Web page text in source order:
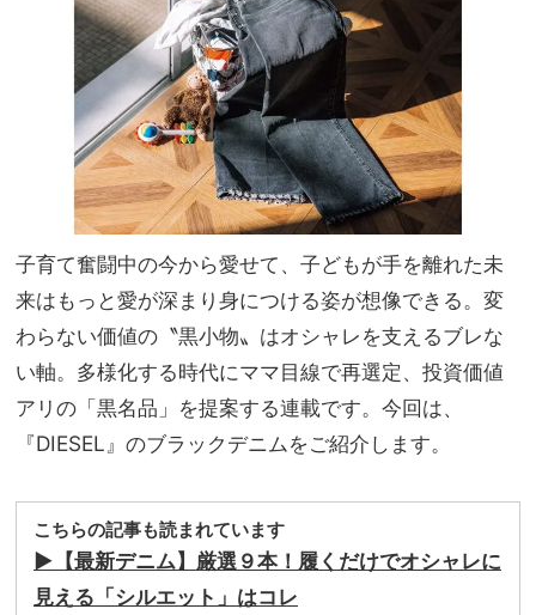
家族
旅】
を
子育て奮闘中の今から愛せて、子どもが手を離れた未
来はもっと愛が深まり身につける姿が想像できる。変
わらない価値の〝黒小物〟はオシャレを支えるブレな
い軸。多様化する時代にママ目線で再選定、投資価値
アリの「黒名品」を提案する連載です。今回は、
『DIESEL』のブラックデニムをご紹介します。
こちらの記事も読まれています
▶︎【最新デニム】厳選９本！履くだけでオシャレに
見える「シルエット」はコレ